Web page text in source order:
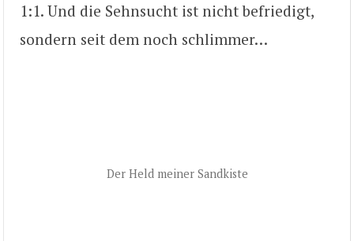
1:1. Und die Sehnsucht ist nicht befriedigt,
sondern seit dem noch schlimmer…
Der Held meiner Sandkiste